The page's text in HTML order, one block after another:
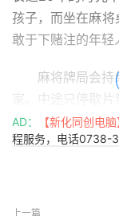
孩子，而坐在麻
敢于下赌注的年轻
麻将牌局会
家。中途只停歇
一瓶啤酒填肚子。
在小卖店中，赌家
AD： 【新化同创电脑
程服务，电话0738-
上一篇